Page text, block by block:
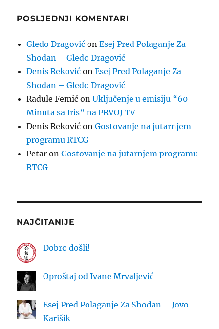
POSLJEDNJI KOMENTARI
Gledo Dragović onEsej Pred Polaganje Za
Shodan – Gledo Dragović
Denis Reković onEsej Pred Polaganje Za
Shodan – Gledo Dragović
Radule Femić onUključenje u emisiju “60
Minuta sa Iris” na PRVOJ TV
Denis Reković onGostovanje na jutarnjem
programu RTCG
Petar onGostovanje na jutarnjem programu
RTCG
NAJČITANIJE
Dobro došli!
Oproštaj od Ivane Mrvaljević
Esej Pred Polaganje Za Shodan – Jovo
Karišik